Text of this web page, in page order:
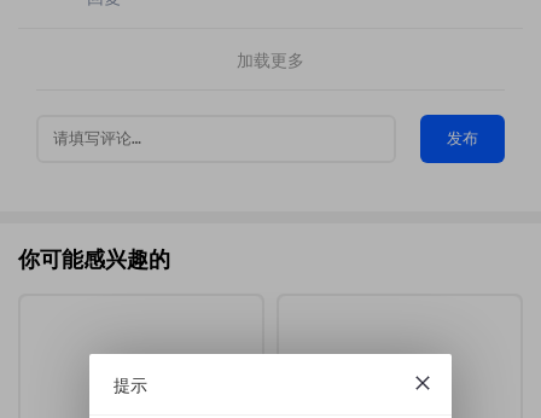
加载更多
发布
你可能感兴趣的
提示